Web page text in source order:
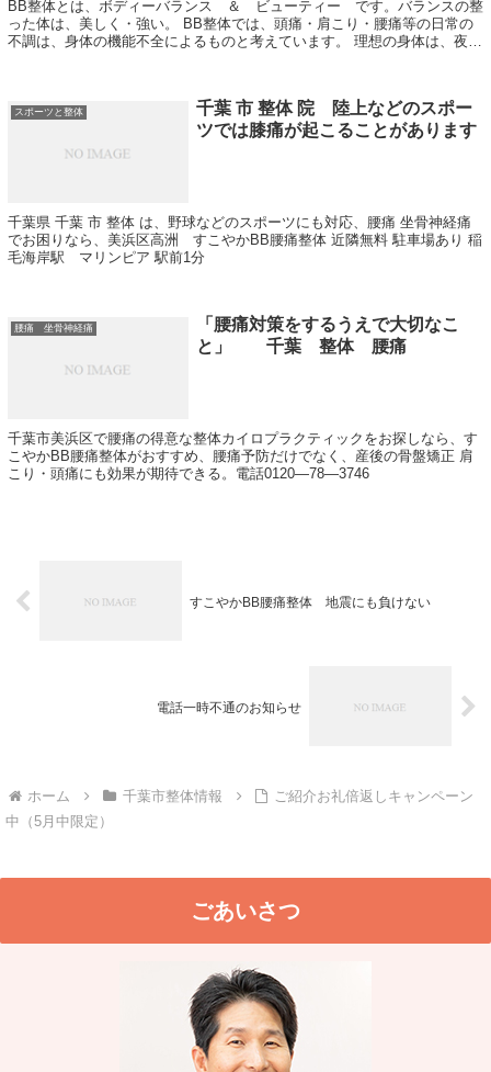
BB整体とは、ボディーバランス ＆ ビューティー です。バランスの整
った体は、美しく・強い。 BB整体では、頭痛・肩こり・腰痛等の日常の
不調は、身体の機能不全によるものと考えています。 理想の身体は、夜寝
スポーツと整体
千葉 市 整体 院 陸上などのスポー
ツでは膝痛が起こることがあります
千葉県 千葉 市 整体 は、野球などのスポーツにも対応、腰痛 坐骨神経痛
でお困りなら、美浜区高洲 すこやかBB腰痛整体 近隣無料 駐車場あり 稲
毛海岸駅 マリンピア 駅前1分
腰痛 坐骨神経痛
「腰痛対策をするうえで大切なこ
と」 千葉 整体 腰痛
千葉市美浜区で腰痛の得意な整体カイロプラクティックをお探しなら、す
こやかBB腰痛整体がおすすめ、腰痛予防だけでなく、産後の骨盤矯正 肩
こり・頭痛にも効果が期待できる。電話0120―78―3746
すこやかBB腰痛整体 地震にも負けない
電話一時不通のお知らせ
ホーム 千葉市整体情報
ご紹介お礼倍返しキャンペーン
中（5月中限定）
ごあいさつ